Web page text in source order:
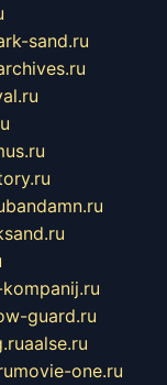
sand.ru
bandamn.ru
guard.ru
aalse.ru
movie-one.ru